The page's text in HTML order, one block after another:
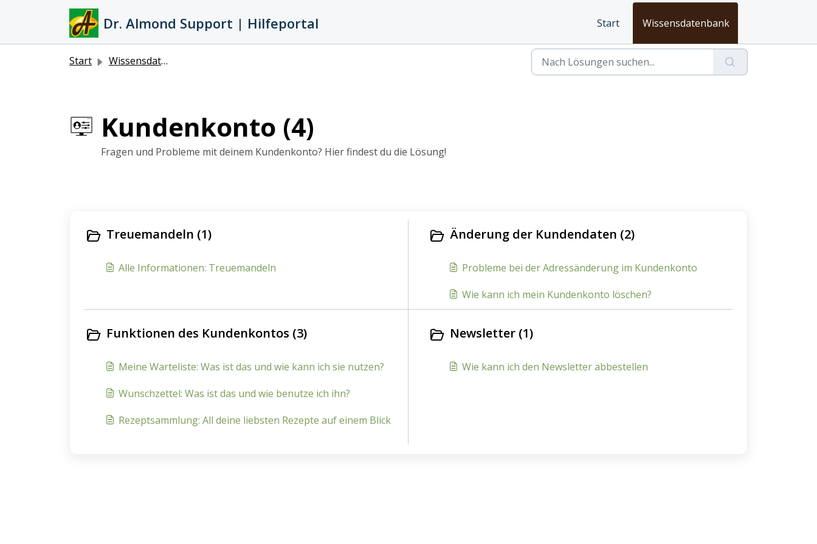
Zum hauptsächlichen Inhalt gehen
Dr. Almond Support | Hilfeportal Start Wissensdatenbank
Start Wissensdatenbank
Kundenkonto (4)
Fragen und Probleme mit deinem Kundenkonto? Hier findest du die Lösung!
Treuemandeln (1)
Alle Informationen: Treuemandeln
Änderung der Kundendaten (2)
Probleme bei der Adressänderung im Kundenkonto
Wie kann ich mein Kundenkonto löschen?
Funktionen des Kundenkontos (3)
Meine Warteliste: Was ist das und wie kann ich sie nutzen?
Wunschzettel: Was ist das und wie benutze ich ihn?
Rezeptsammlung: All deine liebsten Rezepte auf einem Blick
Newsletter (1)
Wie kann ich den Newsletter abbestellen